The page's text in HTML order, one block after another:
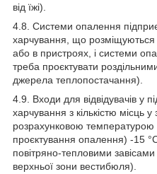
від їжі).
4.8. Системи опалення
харчування, що розміщуються
або в пристроях, і системи
треба проєктувати
джерела теплопостачання).
4.9. Входи для відвідувачів у
харчування з кількістю місць
розрахунковою температурою
проєктування опалення) -15
повітряно-тепловими
верхньої зони вестибюля).